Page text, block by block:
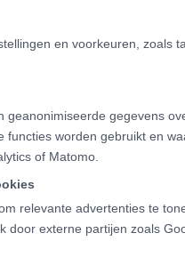
en voorkeuren, zoals
geanonimiseerde gegevens
functies worden gebruikt en
of Matomo.
relevante advertenties te
door externe partijen zoals